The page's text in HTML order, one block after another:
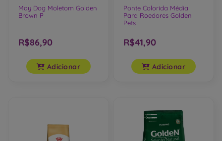
May Dog Moletom Golden
Brown P
R$86,90
Adicionar
Ponte Colorida Média
Para Roedores Golden
Pets
R$41,90
Adicionar